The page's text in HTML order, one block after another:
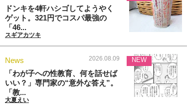
ドンキを4軒ハシゴしてようやく
ゲット。321円でコスパ最強の
「46...
スギアカツキ
News 2026.08.09
「わが子への性教育、何を話せば
いい？」専門家の“意外な答え”。
「教...
大夏えい
NEW